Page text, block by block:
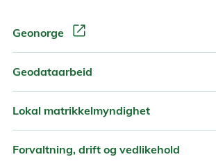
Geonorge open_in_new
Geodataarbeid
Lokal matrikkelmyndighet
Forvaltning, drift og vedlikehold